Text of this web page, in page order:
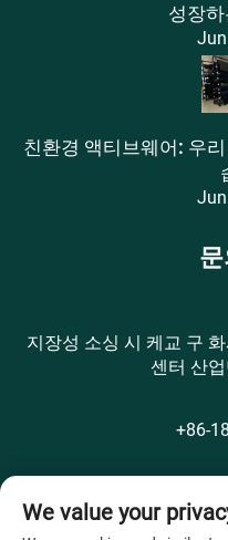
성장
친환경 액티브웨어: 우
문
지장성 소싱 시 케교 구
센터 산
+86-
We value your